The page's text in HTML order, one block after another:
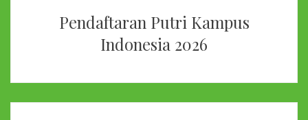
Pendaftaran Putri Kampus
Indonesia 2026